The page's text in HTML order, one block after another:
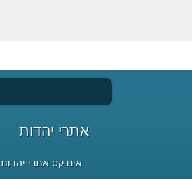
אתרי יהדות
אינדקס אתרי יהדות